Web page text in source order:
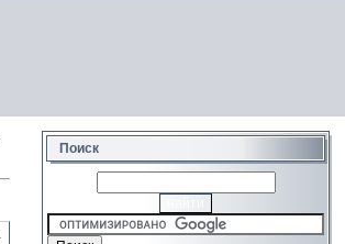
Поиск